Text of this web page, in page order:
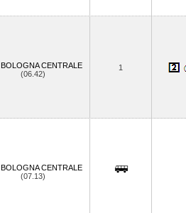
BOLOGNA CENTRALE
(06.42)
1
BOLOGNA CENTRALE
(07.13)